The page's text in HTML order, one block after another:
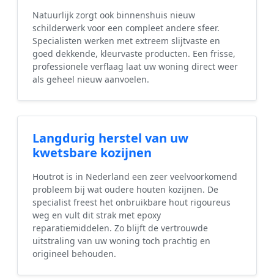
Natuurlijk zorgt ook binnenshuis nieuw
schilderwerk voor een compleet andere sfeer.
Specialisten werken met extreem slijtvaste en
goed dekkende, kleurvaste producten. Een frisse,
professionele verflaag laat uw woning direct weer
als geheel nieuw aanvoelen.
Langdurig herstel van uw
kwetsbare kozijnen
Houtrot is in Nederland een zeer veelvoorkomend
probleem bij wat oudere houten kozijnen. De
specialist freest het onbruikbare hout rigoureus
weg en vult dit strak met epoxy
reparatiemiddelen. Zo blijft de vertrouwde
uitstraling van uw woning toch prachtig en
origineel behouden.